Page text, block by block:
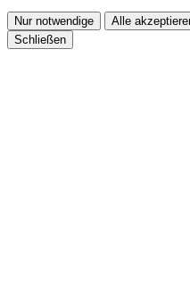
Nur notwendige
Alle
Schließen